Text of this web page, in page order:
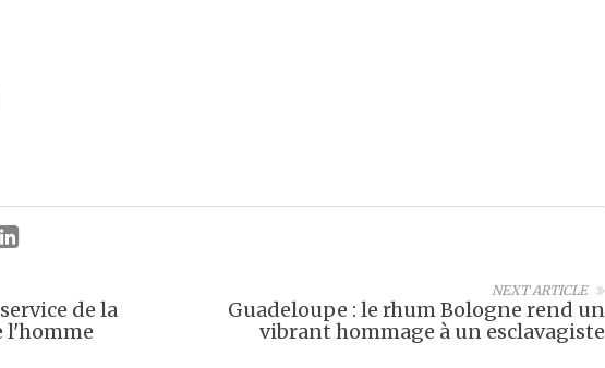
NEXT ARTICLE
Guadeloupe : le rhum Bologne rend un
vibrant hommage à un esclavagiste
de la
l'homme